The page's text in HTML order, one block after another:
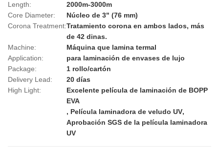
Length:
2000m-3000m
Core Diameter:
Núcleo de 3" (76 mm)
Corona Treatment:Tratamiento corona en ambos lados, más
de 42 dinas.
Machine:
Máquina que lamina termal
Application:
para laminación de envases de lujo
Package:
1 rollo/cartón
Delivery Lead:
20 días
High Light:
Excelente película de laminación de BOPP
EVA
, Película laminadora de veludo UV,
Aprobación SGS de la película laminadora
UV